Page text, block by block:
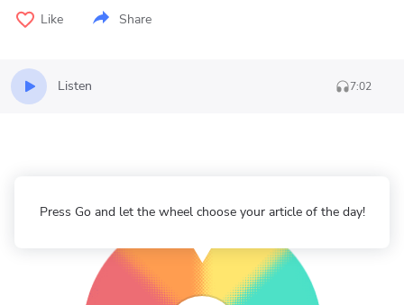
Like Share
Listen 7:02
Press Go and let the wheel choose your article of the day!